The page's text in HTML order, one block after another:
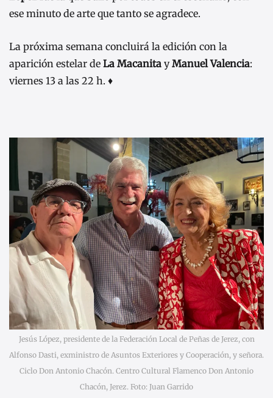
ese minuto de arte que tanto se agradece.
La próxima semana concluirá la edición con la
aparición estelar de La Macanita yManuel Valencia:
viernes 13 a las 22 h. ♦
Jesús López, presidente de la Federación Local de Peñas de Jerez, con
Alfonso Dasti, exministro de Asuntos Exteriores y Cooperación, y señora.
Ciclo Don Antonio Chacón. Centro Cultural Flamenco Don Antonio
Chacón, Jerez. Foto: Juan Garrido